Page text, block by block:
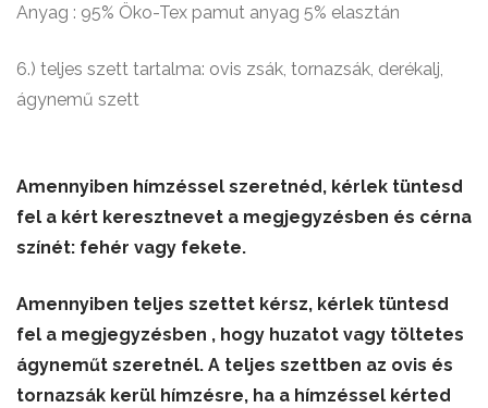
Anyag : 95% Öko-Tex pamut anyag 5% elasztán
6.) teljes szett tartalma: ovis zsák, tornazsák, derékalj,
ágynemű szett
Amennyiben hímzéssel szeretnéd, kérlek tüntesd
fel a kért keresztnevet a megjegyzésben és cérna
színét: fehér vagy fekete.
Amennyiben teljes szettet kérsz, kérlek tüntesd
fel a megjegyzésben , hogy huzatot vagy töltetes
ágyneműt szeretnél. A teljes szettben az ovis és
tornazsák kerül hímzésre, ha a hímzéssel kérted